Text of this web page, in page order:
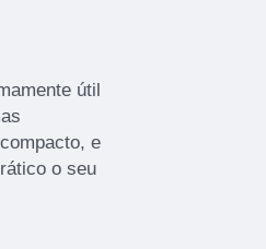
útil
e
o seu